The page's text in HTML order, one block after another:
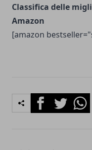
Classifica delle
Amazon
[amazon
FacebookTwitter